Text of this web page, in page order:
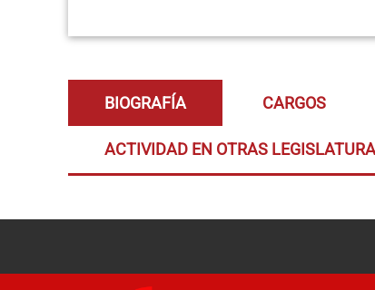
BIOGRAFÍA CARGOS
ACTIVIDAD EN OTRAS